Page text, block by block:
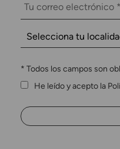
* Todos los campos son
He leído y acepto la